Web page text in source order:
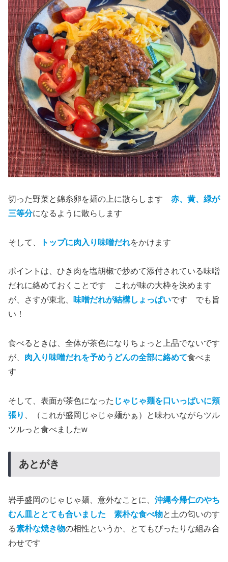
切った野菜と錦糸卵を麺の上に散らします 赤、黄、緑が
三等分になるように散らします
そして、 トップに肉入り味噌だれをかけます
ポイントは、ひき肉を塩胡椒で炒めて添付されている味噌
だれに絡めておくことです これが味の大枠を決めます
が、さすが東北、 味噌だれが結構しょっぱいです でも旨
い！
食べるときは、全体が茶色になりちょっと上品でないです
が、 肉入り味噌だれを予めうどんの全部に絡めて食べま
す
そして、表面が茶色になった じゃじゃ麺を口いっぱいに頬
張り
、（これが盛岡じゃじゃ麺かぁ）と味わいながらツル
ツルっと食べましたw
あとがき
岩手盛岡のじゃじゃ麺、意外なことに、 沖縄今帰仁のやち
むん皿ととても合いました
素朴な食べ物と土の匂いのす
る素朴な焼き物の相性というか、とてもぴったりな組み合
わせです